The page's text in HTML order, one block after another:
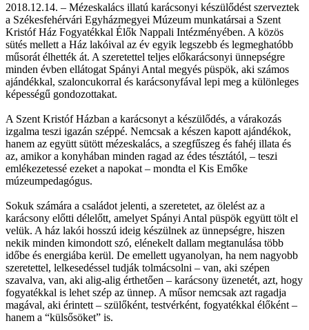
2018.12.14. – Mézeskalács illatú karácsonyi készülődést szerveztek
a Székesfehérvári Egyházmegyei Múzeum munkatársai a Szent
Kristóf Ház Fogyatékkal Élők Nappali Intézményében. A közös
sütés mellett a Ház lakóival az év egyik legszebb és legmeghatóbb
műsorát élhették át. A szeretettel teljes előkarácsonyi ünnepségre
minden évben ellátogat Spányi Antal megyés püspök, aki számos
ajándékkal, szaloncukorral és karácsonyfával lepi meg a különleges
képességű gondozottakat.
A Szent Kristóf Házban a karácsonyt a készülődés, a várakozás
izgalma teszi igazán széppé. Nemcsak a készen kapott ajándékok,
hanem az együtt sütött mézeskalács, a szegfűszeg és fahéj illata és
az, amikor a konyhában minden ragad az édes tésztától, – teszi
emlékezetessé ezeket a napokat – mondta el Kis Emőke
múzeumpedagógus.
Sokuk számára a családot jelenti, a szeretetet, az ölelést az a
karácsony előtti délelőtt, amelyet Spányi Antal püspök együtt tölt el
velük. A ház lakói hosszú ideig készülnek az ünnepségre, hiszen
nekik minden kimondott szó, elénekelt dallam megtanulása több
időbe és energiába kerül. De emellett ugyanolyan, ha nem nagyobb
szeretettel, lelkesedéssel tudják tolmácsolni – van, aki szépen
szavalva, van, aki alig-alig érthetően – karácsony üzenetét, azt, hogy
fogyatékkal is lehet szép az ünnep. A műsor nemcsak azt ragadja
magával, aki érintett – szülőként, testvérként, fogyatékkal élőként –
hanem a “külsősöket” is.